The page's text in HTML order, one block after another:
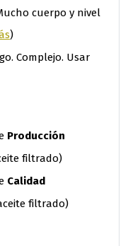
cuerpo y nivel
)
Complejo. Usar
Producción
filtrado)
Calidad
filtrado)